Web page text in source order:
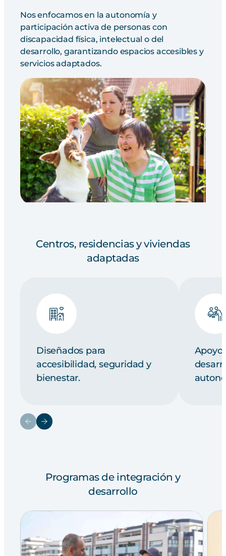
Nos enfocamos en la autonomía y
participación activa de personas con
discapacidad física, intelectual o del
desarrollo, garantizando espacios accesibles y
servicios adaptados.
Centros, residencias y viviendas
adaptadas
Diseñados para
accesibilidad, seguridad y
bienestar.
Apoyo
Programas de integración y
desarrollo